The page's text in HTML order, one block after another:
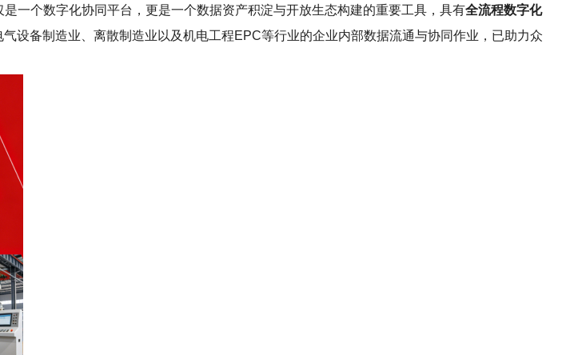
是一个数字化协同平台，更是一个数据资产积淀与开放生态构建的重要工具，具有全流程数字化
设备制造业、离散制造业以及机电工程EPC等行业的企业内部数据流通与协同作业，已助力众